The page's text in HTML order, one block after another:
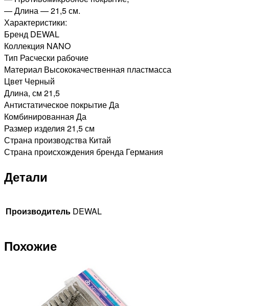
— Длина — 21,5 см.
Характеристики:
Бренд DEWAL
Коллекция NANO
Тип Расчески рабочие
Материал Высококачественная пластмасса
Цвет Черный
Длина, см 21,5
Антистатическое покрытие Да
Комбинированная Да
Размер изделия 21,5 см
Страна производства Китай
Страна происхождения бренда Германия
Детали
Производитель DEWAL
Похожие